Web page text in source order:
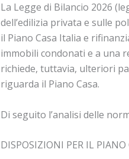
La Legge di Bilancio 2026
dell’edilizia privata e sulle
il Piano Casa Italia e
immobili condonati e a una
richiede, tuttavia, ulteriori
riguarda il Piano Casa.
Di seguito l’analisi delle
DISPOSIZIONI PER IL